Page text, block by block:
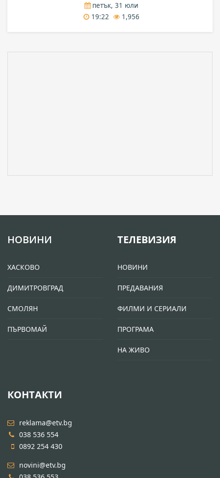
петък, 31 юли
19:22
1,956
НОВИНИ
ХАСКОВО
ДИМИТРОВГРАД
СМОЛЯН
ПЪРВОМАЙ
ТЕЛЕВИЗИЯ
НОВИНИ
ПРЕДАВАНИЯ
ФИЛМИ И СЕРИАЛИ
ПРОГРАМА
НА ЖИВО
КОНТАКТИ
reklama@etv.bg
038 536 554
0892 254 430
novini@etv.bg